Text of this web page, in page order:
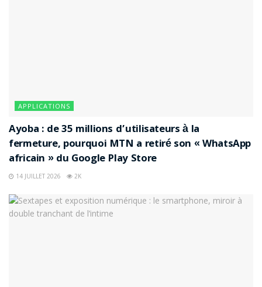
APPLICATIONS
Ayoba : de 35 millions d’utilisateurs à la
fermeture, pourquoi MTN a retiré son « WhatsApp
africain » du Google Play Store
14 JUILLET 2026 2K